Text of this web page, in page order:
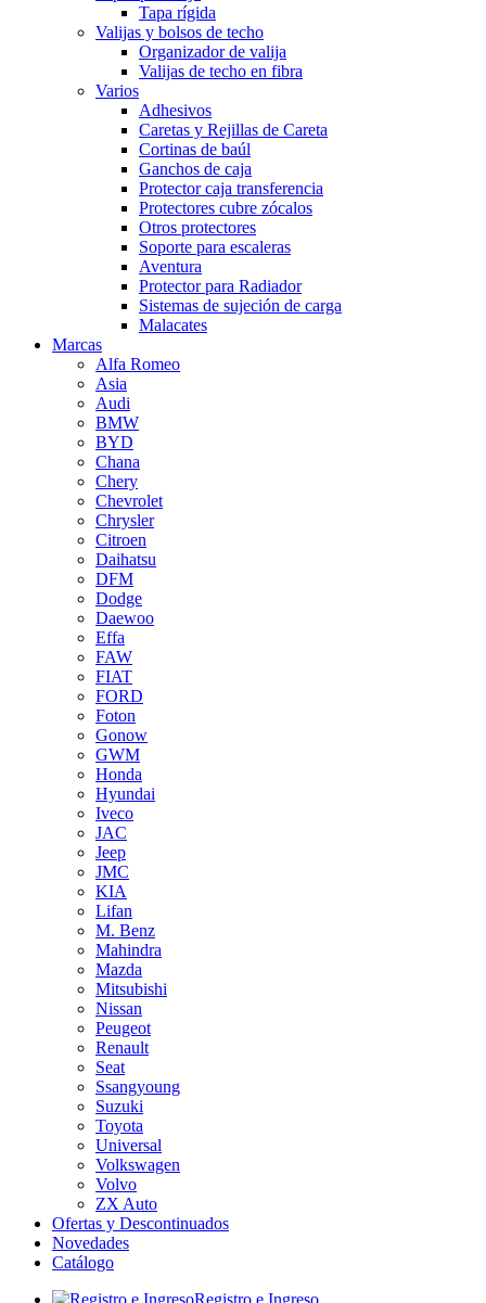
Tapa rígida
Valijas y bolsos de techo
Organizador de valija
Valijas de techo en fibra
Varios
Adhesivos
Caretas y Rejillas de Careta
Cortinas de baúl
Ganchos de caja
Protector caja transferencia
Protectores cubre zócalos
Otros protectores
Soporte para escaleras
Aventura
Protector para Radiador
Sistemas de sujeción de carga
Malacates
Marcas
Alfa Romeo
Asia
Audi
BMW
BYD
Chana
Chery
Chevrolet
Chrysler
Citroen
Daihatsu
DFM
Dodge
Daewoo
Effa
FAW
FIAT
FORD
Foton
Gonow
GWM
Honda
Hyundai
Iveco
JAC
Jeep
JMC
KIA
Lifan
M. Benz
Mahindra
Mazda
Mitsubishi
Nissan
Peugeot
Renault
Seat
Ssangyoung
Suzuki
Toyota
Universal
Volkswagen
Volvo
ZX Auto
Ofertas y Descontinuados
Novedades
Catálogo
Registro e Ingreso